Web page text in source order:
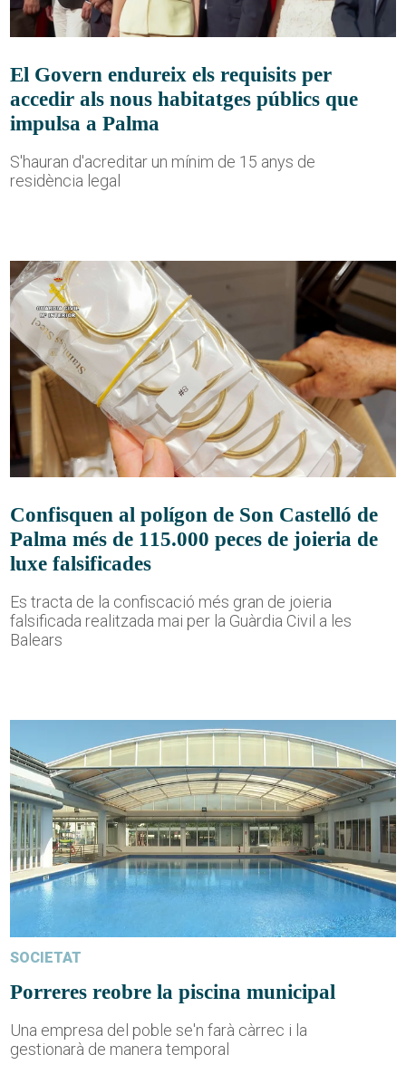
El Govern endureix els requisits per
accedir als nous habitatges públics que
impulsa a Palma
S'hauran d'acreditar un mínim de 15 anys de
residència legal
Confisquen al polígon de Son Castelló de
Palma més de 115.000 peces de joieria de
luxe falsificades
Es tracta de la confiscació més gran de joieria
falsificada realitzada mai per la Guàrdia Civil a les
Balears
SOCIETAT
Porreres reobre la piscina municipal
Una empresa del poble se'n farà càrrec i la
gestionarà de manera temporal